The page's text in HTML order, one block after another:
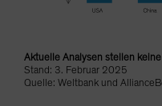
Aktuelle Analysen stellen
Stand: 3. Februar 2025
Quelle: Weltbank und